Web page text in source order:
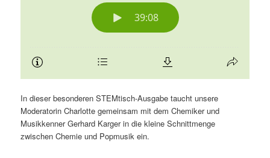
In dieser besonderen STEMtisch-Ausgabe taucht unsere
Moderatorin Charlotte gemeinsam mit dem Chemiker und
Musikkenner Gerhard Karger in die kleine Schnittmenge
zwischen Chemie und Popmusik ein.